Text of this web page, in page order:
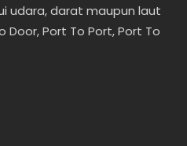
udara, darat maupun laut
Port To Port, Port To